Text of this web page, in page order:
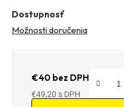
Dostupnosť
Možnosti doručenia
€40 bez DPH
€49,20